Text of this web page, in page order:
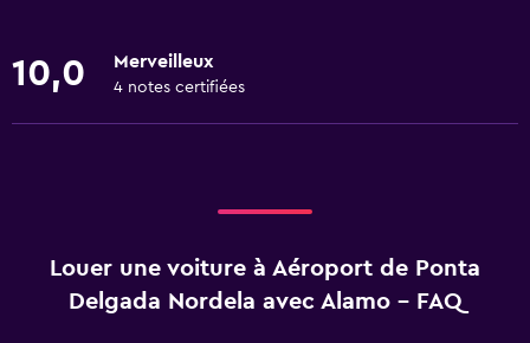
10,0 Merveilleux
4 notes certifiées
Louer une voiture à Aéroport de Ponta
Delgada Nordela avec Alamo - FAQ